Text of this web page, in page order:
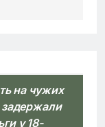
на чужих
у 18-